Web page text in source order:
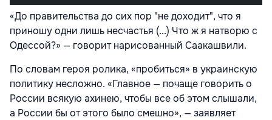
«До правительства до сих пор "не доходит", что я
приношу одни лишь несчастья (...) Что ж я натворю с
Одессой?» — говорит нарисованный Саакашвили.
По словам героя ролика, «пробиться» в украинскую
политику несложно. «Главное — почаще говорить о
России всякую ахинею, чтобы все об этом слышали,
а России бы от этого было смешно», — заявляет